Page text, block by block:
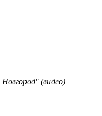
(видео)